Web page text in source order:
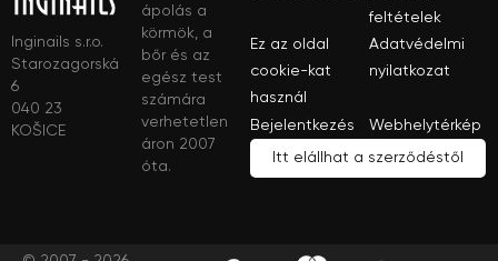
Inginails s.r.o.
Starozagorská
6
040 23
KOŠICE
ápolás a
körmök, a
bőr és az
egész test
számára
verhetetlen
áron 2007
óta.
feltételek
Ez az oldal
cookie-kat
használ
Adatvédelmi
nyilatkozat
Bejelentkezés Webhelytérkép
Itt elállhat a szerződéstől